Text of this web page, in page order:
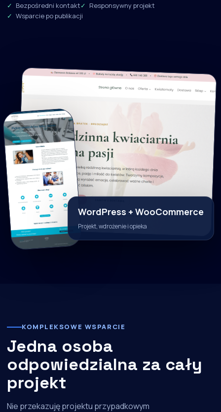
Bezpośredni kontakt
Responsywny projekt
Wsparcie po publikacji
WordPress + WooCommerce
Projekt, wdrożenie i opieka
KOMPLEKSOWE WSPARCIE
Jedna osoba
odpowiedzialna za cały
projekt
Nie przekazuję projektu przypadkowym